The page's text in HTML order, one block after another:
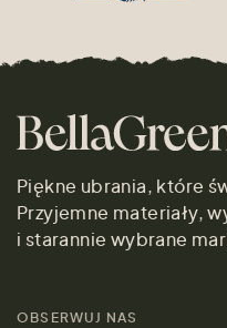
Piękne ubrania, które
Przyjemne materiały,
i starannie wybrane
OBSERWUJ NAS